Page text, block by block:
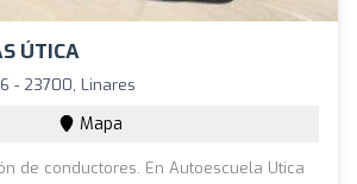
ÚTICA
- 23700, Linares
Mapa
de conductores. En Autoescuela Utica